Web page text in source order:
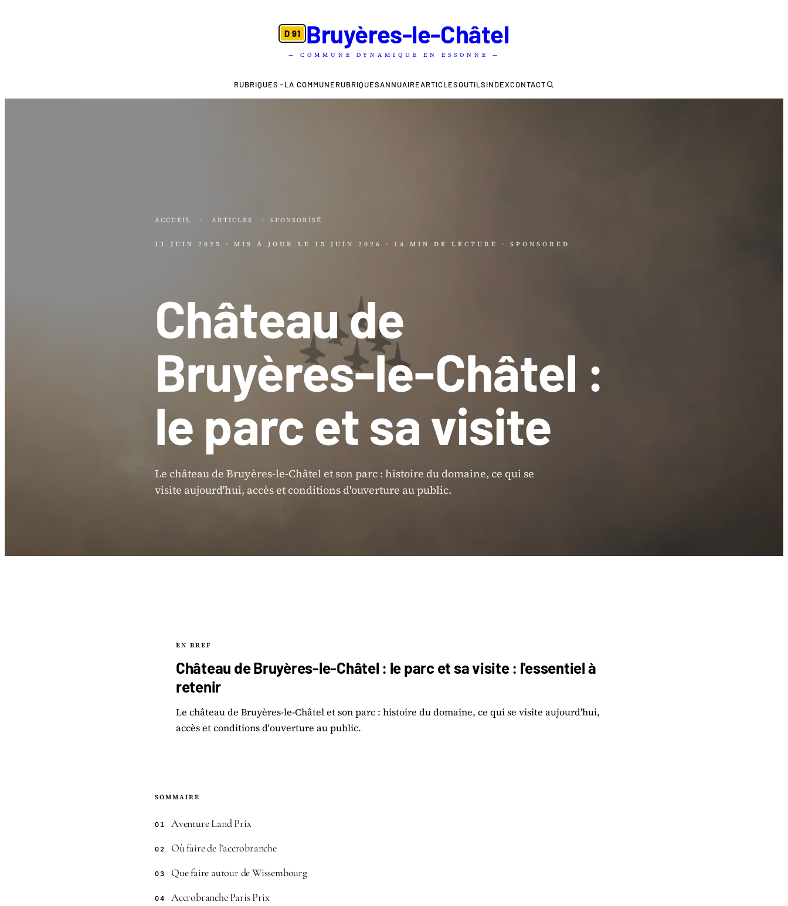
D 91 Bruyères-le-Châtel
— COMMUNE DYNAMIQUE EN ESSONNE —
RUBRIQUES LA COMMUNERUBRIQUESANNUAIREARTICLESOUTILSINDEXCONTACT
ACCUEIL · ARTICLES · SPONSORISÉ
11 JUIN 2025 · MIS À JOUR LE 15 JUIN 2026 · 14 MIN DE LECTURE · SPONSORED
Château de
Bruyères-le-Châtel :
le parc et sa visite
Le château de Bruyères-le-Châtel et son parc : histoire du domaine, ce qui se
visite aujourd'hui, accès et conditions d'ouverture au public.
EN BREF
Château de Bruyères-le-Châtel : le parc et sa visite : l'essentiel à
retenir
Le château de Bruyères-le-Châtel et son parc : histoire du domaine, ce qui se visite aujourd'hui,
accès et conditions d'ouverture au public.
SOMMAIRE
01 Aventure Land Prix
02 Où faire de l’accrobranche
03 Que faire autour de Wissembourg
04 Accrobranche Paris Prix